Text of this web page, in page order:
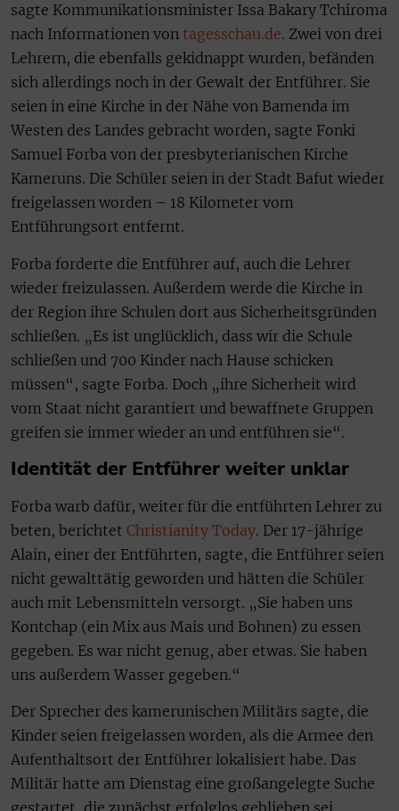
sagte Kommunikationsminister Issa Bakary Tchiroma
nach Informationen von tagesschau.de. Zwei von drei
Lehrern, die ebenfalls gekidnappt wurden, befänden
sich allerdings noch in der Gewalt der Entführer. Sie
seien in eine Kirche in der Nähe von Bamenda im
Westen des Landes gebracht worden, sagte Fonki
Samuel Forba von der presbyterianischen Kirche
Kameruns. Die Schüler seien in der Stadt Bafut wieder
freigelassen worden – 18 Kilometer vom
Entführungsort entfernt.
Forba forderte die Entführer auf, auch die Lehrer
wieder freizulassen. Außerdem werde die Kirche in
der Region ihre Schulen dort aus Sicherheitsgründen
schließen. „Es ist unglücklich, dass wir die Schule
schließen und 700 Kinder nach Hause schicken
müssen“, sagte Forba. Doch „ihre Sicherheit wird
vom Staat nicht garantiert und bewaffnete Gruppen
greifen sie immer wieder an und entführen sie“.
Identität der Entführer weiter unklar
Forba warb dafür, weiter für die entführten Lehrer zu
beten, berichtet Christianity Today. Der 17-jährige
Alain, einer der Entführten, sagte, die Entführer seien
nicht gewalttätig geworden und hätten die Schüler
auch mit Lebensmitteln versorgt. „Sie haben uns
Kontchap (ein Mix aus Mais und Bohnen) zu essen
gegeben. Es war nicht genug, aber etwas. Sie haben
uns außerdem Wasser gegeben.“
Der Sprecher des kamerunischen Militärs sagte, die
Kinder seien freigelassen worden, als die Armee den
Aufenthaltsort der Entführer lokalisiert habe. Das
Militär hatte am Dienstag eine großangelegte Suche